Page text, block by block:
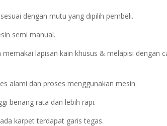
dengan mutu yang dipilih pembeli.
semi manual.
lapisan kain khusus & melapisi dengan
alami dan proses menggunakan mesin.
benang rata dan lebih rapi.
karpet terdapat garis tegas.